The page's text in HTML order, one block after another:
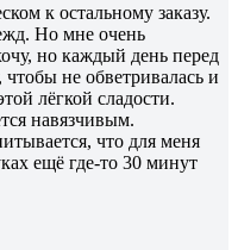
к остальному заказу.
Но мне очень
но каждый день перед
не обветривалась и
лёгкой сладости.
навязчивым.
что для меня
ещё где-то 30 минут